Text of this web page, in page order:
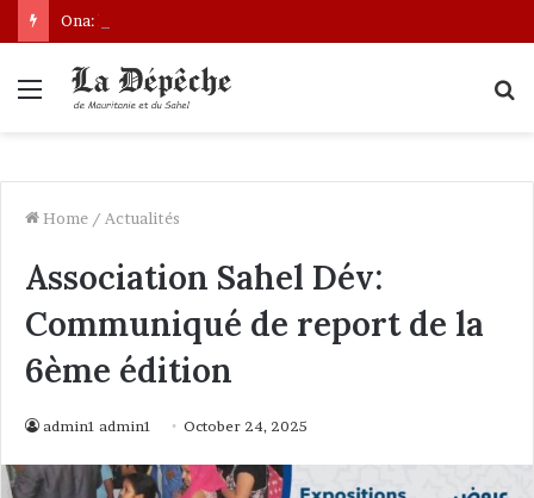
Ona: le nouveau bâtonnier installé
Menu
Home / Actualités
Association Sahel Dév:
Communiqué de report de la
6ème édition
admin1 admin1 October 24, 2025